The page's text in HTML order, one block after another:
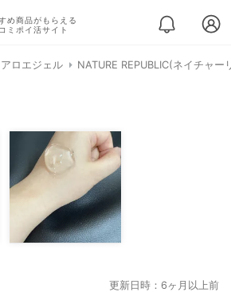
め商品がもらえる
ミポイ活サイト
アロエジェル NATURE REPUBLIC(ネイチャ
更新日時：6ヶ月以上前